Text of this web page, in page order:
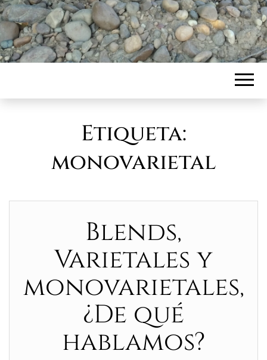
Etiqueta:
monovarietal
Blends,
Varietales y
monovarietales,
¿De qué
hablamos?